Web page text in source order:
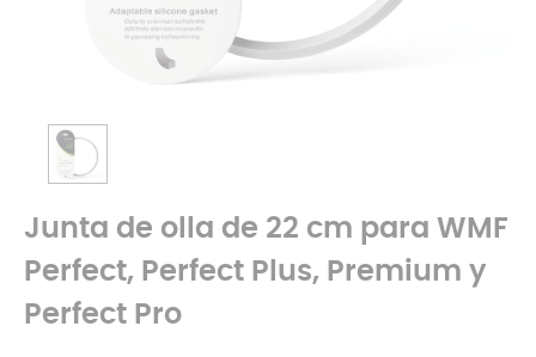
Junta de olla de 22 cm para WMF
Perfect, Perfect Plus, Premium y
Perfect Pro